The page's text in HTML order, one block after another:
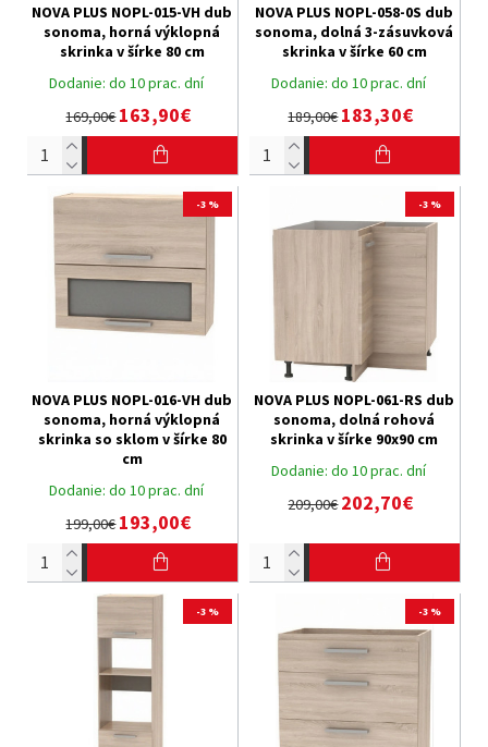
Dodanie: do 10 prac. dní
NOVA PLUS NOPL-015-VH dub
sonoma, horná výklopná
skrinka v šírke 80 cm
169,00€163,90€
Dodanie: do 10 prac. dní
NOVA PLUS NOPL-058-0S dub
sonoma, dolná 3-zásuvková
skrinka v šírke 60 cm
189,00€183,30€
-3 %
Dodanie: do 10 prac. dní
NOVA PLUS NOPL-016-VH dub
sonoma, horná výklopná
skrinka so sklom v šírke 80
cm
199,00€193,00€
-3 %
Dodanie: do 10 prac. dní
NOVA PLUS NOPL-061-RS dub
sonoma, dolná rohová
skrinka v šírke 90x90 cm
209,00€202,70€
-3 % -3 %